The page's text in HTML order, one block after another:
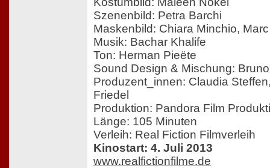
Szenenbild: Petra Barchi
Maskenbild: Chiara Minchio,
Musik: Bachar Khalife
Ton: Herman Pieëte
Sound Design & Mischung:
Produzent_innen: Claudia
Friedel
Produktion: Pandora Film
Länge: 105 Minuten
Verleih: Real Fiction Filmverleih
Kinostart: 4. Juli 2013
www.realfictionfilme.de